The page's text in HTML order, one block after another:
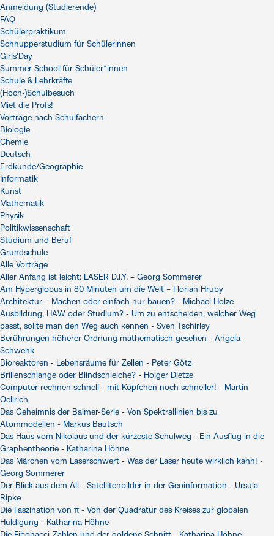
Anmeldung (Studierende)
FAQ
Schülerpraktikum
Schnupperstudium für Schülerinnen
Girls'Day
Summer School für Schüler*innen
Schule & Lehrkräfte
(Hoch-)Schulbesuch
Miet die Profs!
Vorträge nach Schulfächern
Biologie
Chemie
Deutsch
Erdkunde/Geographie
Informatik
Kunst
Mathematik
Physik
Politikwissenschaft
Studium und Beruf
Grundschule
Alle Vorträge
Aller Anfang ist leicht: LASER D.I.Y. – Georg Sommerer
Am Hyperglobus in 80 Minuten um die Welt – Florian Hruby
Architektur – Machen oder einfach nur bauen? - Michael Holze
Ausbildung, HAW oder Studium? - Um zu entscheiden, welcher Weg
passt, sollte man den Weg auch kennen - Sven Tschirley
Berührungen höherer Ordnung mathematisch gesehen - Angela
Schwenk
Bioreaktoren - Lebensräume für Zellen - Peter Götz
Brillenschlange oder Blindschleiche? - Holger Dietze
Computer rechnen schnell - mit Köpfchen noch schneller! - Martin
Oellrich
Das Geheimnis der Balmer-Serie - Von Spektrallinien bis zu
Atommodellen - Markus Bautsch
Das Haus vom Nikolaus und der kürzeste Schulweg - Ein Ausflug in die
Graphentheorie - Katharina Höhne
Das Märchen vom Laserschwert - Was der Laser heute wirklich kann! -
Georg Sommerer
Der Blick aus dem All - Satellitenbilder in der Geoinformation - Ursula
Ripke
Die Faszination von π - Von der Quadratur des Kreises zur globalen
Huldigung - Katharina Höhne